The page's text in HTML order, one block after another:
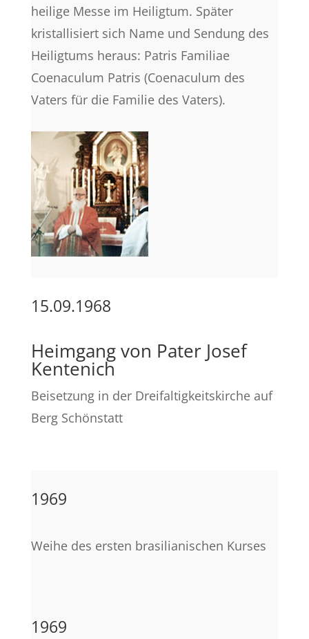
heilige Messe im Heiligtum. Später
kristallisiert sich Name und Sendung des
Heiligtums heraus: Patris Familiae
Coenaculum Patris (Coenaculum des
Vaters für die Familie des Vaters).
15.09.1968
Heimgang von Pater Josef
Kentenich
Beisetzung in der Dreifaltigkeitskirche auf
Berg Schönstatt
1969
Weihe des ersten brasilianischen Kurses
1969